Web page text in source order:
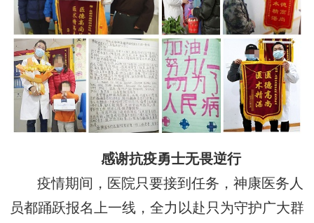
感谢抗疫勇士无畏逆行
疫情期间，医院只要接到任务，神康医务人
员都踊跃报名上一线，全力以赴只为守护广大群